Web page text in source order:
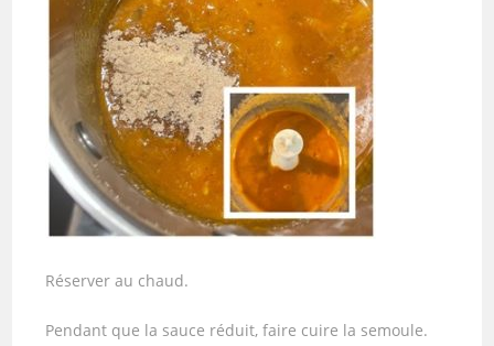
Réserver au chaud.
Pendant que la sauce réduit, faire cuire la semoule.